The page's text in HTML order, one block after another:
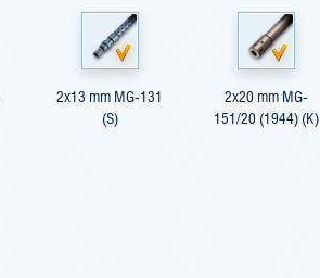
2x13 mm MG-131
(S)
2x20 mm MG-
151/20 (1944) (K)